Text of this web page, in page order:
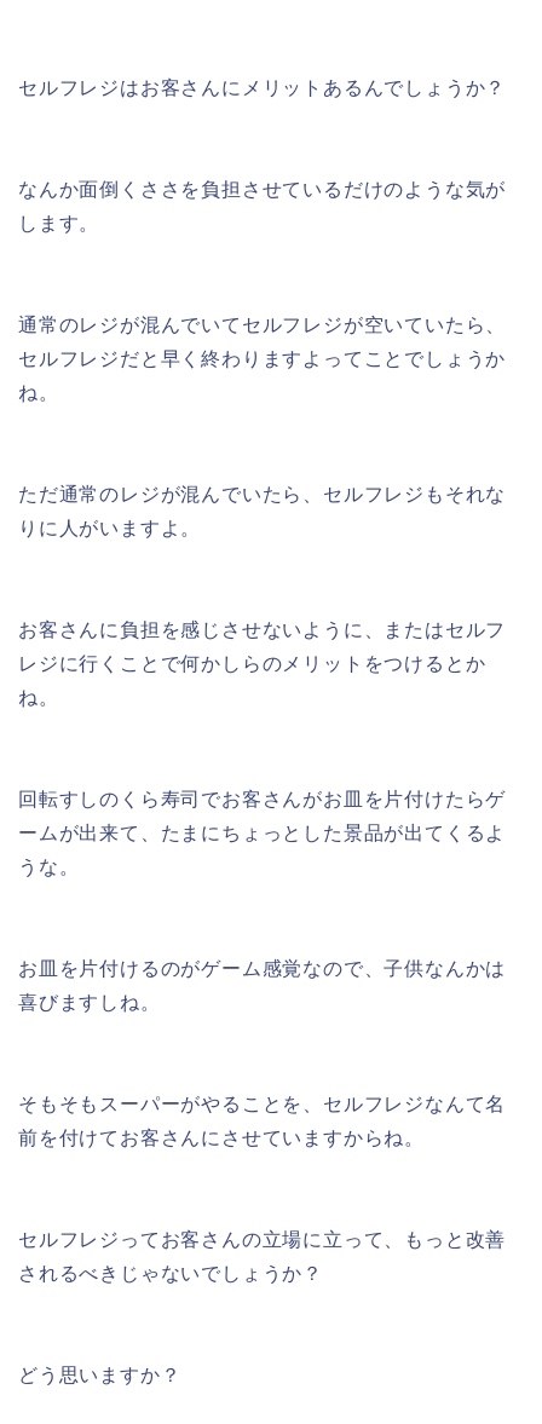
セルフレジはお客さんにメリットあるんでしょうか？
なんか面倒くささを負担させているだけのような気が
します。
通常のレジが混んでいてセルフレジが空いていたら、
セルフレジだと早く終わりますよってことでしょうか
ね。
ただ通常のレジが混んでいたら、セルフレジもそれな
りに人がいますよ。
お客さんに負担を感じさせないように、またはセルフ
レジに行くことで何かしらのメリットをつけるとか
ね。
回転すしのくら寿司でお客さんがお皿を片付けたらゲ
ームが出来て、たまにちょっとした景品が出てくるよ
うな。
お皿を片付けるのがゲーム感覚なので、子供なんかは
喜びますしね。
そもそもスーパーがやることを、セルフレジなんて名
前を付けてお客さんにさせていますからね。
セルフレジってお客さんの立場に立って、もっと改善
されるべきじゃないでしょうか？
どう思いますか？